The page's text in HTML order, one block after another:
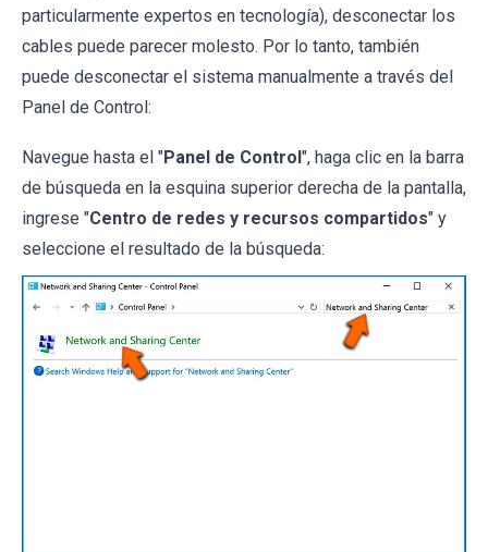
particularmente expertos en tecnología), desconectar los
cables puede parecer molesto. Por lo tanto, también
puede desconectar el sistema manualmente a través del
Panel de Control:
Navegue hasta el "Panel de Control ", haga clic en la barra
de búsqueda en la esquina superior derecha de la pantalla,
ingrese "Centro de redes y recursos compartidos" y
seleccione el resultado de la búsqueda: